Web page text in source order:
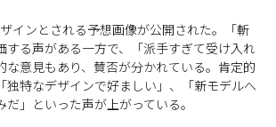
インとされる予想画像が公開された。「斬
する声がある一方で、「派手すぎて受け入れ
な意見もあり、賛否が分かれている。肯定的
独特なデザインで好ましい」、「新モデルへ
」といった声が上がっている。